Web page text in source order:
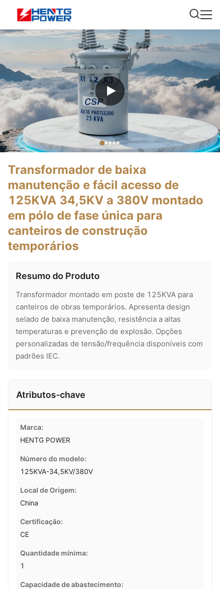
Transformador de baixa
manutenção e fácil acesso de
125KVA 34,5KV a 380V montado
em pólo de fase única para
canteiros de construção
temporários
Resumo do Produto
Transformador montado em poste de 125KVA para
canteiros de obras temporários. Apresenta design
selado de baixa manutenção, resistência a altas
temperaturas e prevenção de explosão. Opções
personalizadas de tensão/frequência disponíveis com
padrões IEC.
Atributos-chave
Marca:
HENTG POWER
Número do modelo:
125KVA-34,5KV/380V
Local de Origem:
China
Certificação:
CE
Quantidade mínima:
1
Capacidade de abastecimento: